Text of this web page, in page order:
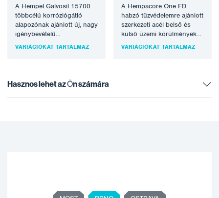
A Hempel Galvosil 15700
többcélú korróziógátló
alapozónak ajánlott új, nagy
igénybevételű
építkezésekhez és
VARIÁCIÓKAT TARTALMAZ
A Hempacore One FD
habzó tűzvédelemre ajánlott
szerkezeti acél belső és
külső üzemi körülmények
között X típusig
VARIÁCIÓKAT TARTALMAZ
Hasznos lehet az Ön számára